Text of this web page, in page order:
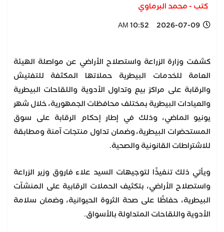
كتب - محمد البرماوي
2026-07-09 10:52 AM
كشفت وزارة الزراعة واستصلاح الأراضي عن مواصلة الهيئة
العامة للخدمات البيطرية حملاتها المكثفة للتفتيش
والرقابة على مراكز بيع وتداول الأدوية واللقاحات البيطرية
والعيادات البيطرية بمختلف محافظات الجمهورية، خلال شهر
يونيو الماضي، وذلك في إطار إحكام الرقابة على سوق
المستحضرات البيطرية، وضمان تداول منتجات آمنة ومطابقة
للاشتراطات القانونية والصحية.
ويأتي ذلك تنفيذًا لتوجيهات السيد علاء فاروق وزير الزراعة
واستصلاح الأراضي، بتكثيف الحملات الرقابية على المنشآت
البيطرية، حفاظًا على صحة الثروة الحيوانية، وضمان سلامة
الأدوية واللقاحات المتداولة بالأسواق.